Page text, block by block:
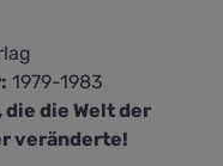
1979-1983
die Welt der
veränderte!